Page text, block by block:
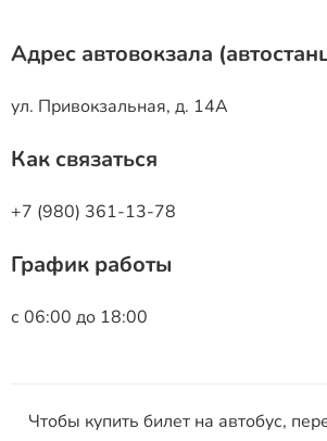
Адрес автовокзала
ул. Привокзальная, д. 14А
Как связаться
+7 (980) 361-13-78
График работы
с 06:00 до 18:00
Чтобы купить билет на автобус,